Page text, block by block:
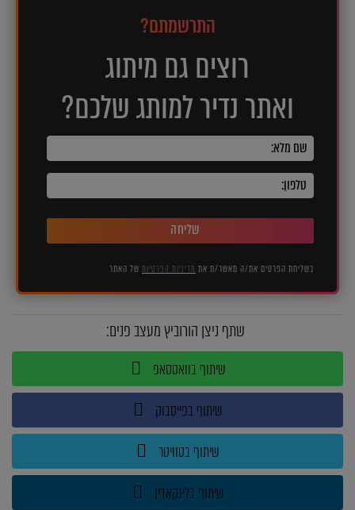
התרשמתם?
רוצים גם מיתוג
ואתר נדיר למותג שלכם?
שליחה
בשליחת הפרטים את/ה מאשר/ת את מדיניות הפרטיות של האתר
שתף ניצן הורוביץ מעצב פנים:
שיתוף בוואטסאפ
שיתוף בפייסבוק
שיתוף בטוויטר
שיתוף בלינקאדין